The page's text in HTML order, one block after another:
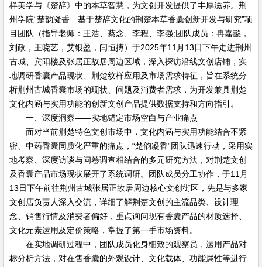
样美学与《楚辞》中的本草智慧，为文创开发提供了丰厚滋养。荆
州学院“楚韵凝香—基于楚辞文化的荆楚本草香囊创新开发与研究”项
目团队（指导老师：王浩、蔡念、李程、李强;团队成员：冉嘉懿，
刘政，王晓艺，艾银盈，闫恒搏）于2025年11月13日下午走进荆州
古城、宾阳楼及张居正故居周边区域，深入探访沿线文创店铺，实
地调研香囊产品现状、荆楚纹样应用及市场需求特征，旨在系统分
析荆州古城香囊市场的现状、问题及消费者需求，为开发兼具荆楚
文化内涵与实用功能的创新文创产品提供数据支持和方向指引。
一、深度洞察——实地锚定市场空白与产业痛点
面对当前荆楚特色文创市场中，文化内涵与实用功能结合不紧
密、中药香囊同质化严重的痛点，“楚韵凝香”团队迅速行动，采用实
地考察、深度访谈与问卷调查相结合的多元研究方法，对荆楚文创
及香囊产品市场现状展开了系统调研。团队成员分工协作，于11月
13日下午前往荆州古城张居正故居周边核心文创街区，先是与多家
文创店负责人深入交流，详细了解荆楚文创的主流品类、设计理
念、销售行情及消费者偏好，重点询问现有香囊产品的材质选择、
文化元素运用及定价策略，掌握了第一手市场资料。
在实地调研过程中，团队成员化身细致的观察员，运用产品对
标分析方法，对在售香囊的外观设计、文化载体、功能属性等进行